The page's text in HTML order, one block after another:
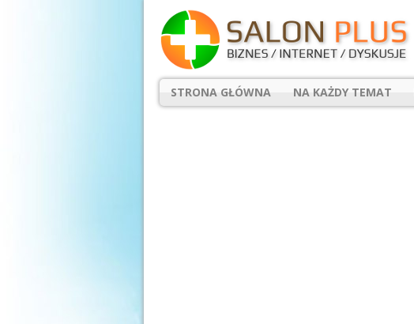
STRONA GŁÓWNA NA KAŻDY TEMAT